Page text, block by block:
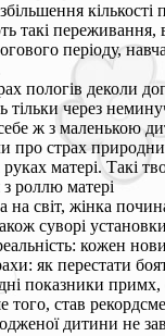
переживання,
періоду,
пологів деколи
тільки через
себе ж з маленькою
про страх
матері. Такі
роллю матері
світ, жінка
суворі
кожен
як перестати
показники
став
дитини не